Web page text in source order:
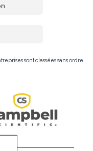
sont classées sans ordre